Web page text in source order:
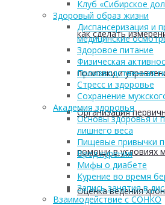
как сделать
политики и
Организация
помощи в условиях
Оценка ведения
Клуб «Сибирское
Здоровый образ жизни
Диспансеризация и
медицинские
Здоровое питание
Физическая
Производственная
Стресс и здоровье
Сохранение
Академия здоровья
Основы здоровья и
лишнего веса
Пищевые привычки
Вред курения
Мифы о диабете
Курение во время
Запись занятия в
Взаимодействие с СОНКО